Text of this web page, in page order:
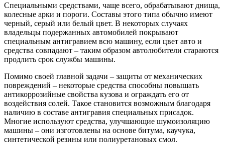
Специальными средствами, чаще всего, обрабатывают днища,
колесные арки и пороги. Составы этого типа обычно имеют
черный, серый или белый цвет. В некоторых случаях
владельцы подержанных автомобилей покрывают
специальным антигравием всю машину, если цвет авто и
средства совпадают – таким образом автолюбители стараются
продлить срок службы машины.
Помимо своей главной задачи – защиты от механических
повреждений – некоторые средства способны повышать
антикоррозийные свойства кузова и ограждать его от
воздействия солей. Такое становится возможным благодаря
наличию в составе антигравия специальных присадок.
Многие используют средства, улучшающие шумоизоляцию
машины – они изготовлены на основе битума, каучука,
синтетической резины или полиуретановых смол.